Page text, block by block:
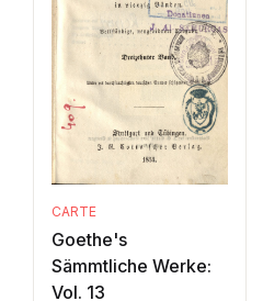
CARTE
Goethe's
Sämmtliche Werke:
Vol. 13